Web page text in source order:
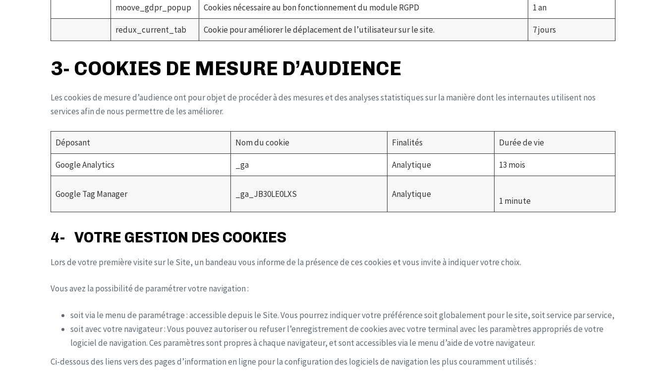
moove_gdpr_popup Cookies nécessaire au bon fonctionnement du module RGPD 1 an
redux_current_tab Cookie pour améliorer le déplacement de l’utilisateur sur le site. 7 jours
3- COOKIES DE MESURE D’AUDIENCE
Les cookies de mesure d’audience ont pour objet de procéder à des mesures et des analyses statistiques sur la manière dont les internautes utilisent nos
services afin de nous permettre de les améliorer.
Déposant Nom du cookie Finalités Durée de vie
Google Analytics _ga Analytique 13 mois
Google Tag Manager _ga_JB30LE0LXS Analytique
1 minute
4- VOTRE GESTION DES COOKIES
Lors de votre première visite sur le Site, un bandeau vous informe de la présence de ces cookies et vous invite à indiquer votre choix.
Vous avez la possibilité de paramétrer votre navigation :
soit via le menu de paramétrage : accessible depuis le Site. Vous pourrez indiquer votre préférence soit globalement pour le site, soit service par service,
soit avec votre navigateur : Vous pouvez autoriser ou refuser l’enregistrement de cookies avec votre terminal avec les paramètres appropriés de votre
logiciel de navigation. Ces paramètres sont propres à chaque navigateur, et sont accessibles via le menu d’aide de votre navigateur.
Ci-dessous des liens vers des pages d’information en ligne pour la configuration des logiciels de navigation les plus couramment utilisés :